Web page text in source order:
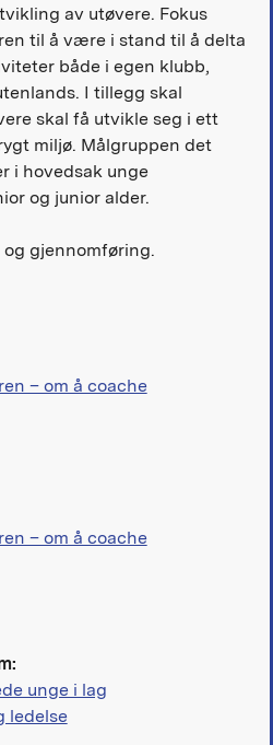
av utøvere. Fokus
til å være i stand til å delta
både i egen klubb,
I tillegg skal
skal få utvikle seg i ett
miljø. Målgruppen det
i hovedsak unge
og junior alder.
og gjennomføring.
– om å coache
– om å coache
unge i lag
ledelse